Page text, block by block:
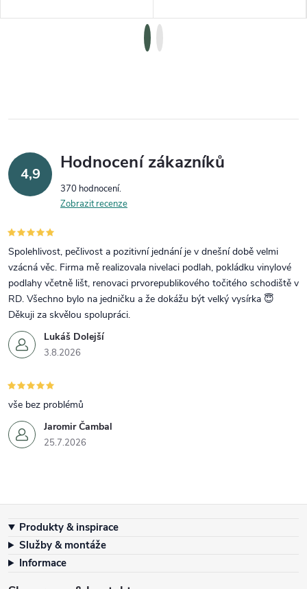
4,9
Hodnocení zákazníků
370 hodnocení
Zobrazit recenze
Lukáš Dolejší
3.8.2026
Spolehlivost, pečlivost a pozitivní jednání je v dnešní době velmi
vzácná věc. Firma mě realizovala nivelaci podlah, pokládku vinylové
podlahy včetně lišt, renovaci prvorepublikového točitého schodiště v
RD. Všechno bylo na jedničku a že dokážu být velký vysírka 😇
Děkuji za skvělou spolupráci.
Jaromir Čambal
25.7.2026
vše bez problémů
Produkty & inspirace
Služby & montáže
Informace